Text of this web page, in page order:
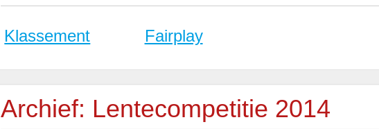
Klassement Fairplay
Archief: Lentecompetitie 2014